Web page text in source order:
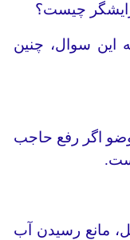
چیست؟
این سوال، چنین
اگر رفع حاجب
مانع رسیدن آب